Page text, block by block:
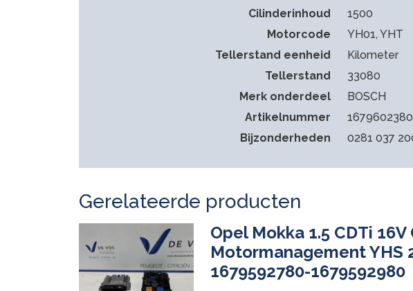
Cilinderinhoud
1500
Motorcode
YH01, YHT
Tellerstand eenheid
Kilometer
Tellerstand
33080
Merk onderdeel
BOSCH
Artikelnummer
Bijzonderheden
0281 037
Gerelateerde producten
Opel Mokka 1.5 CDTi
Motormanagement YHS
1679592780-1679592980